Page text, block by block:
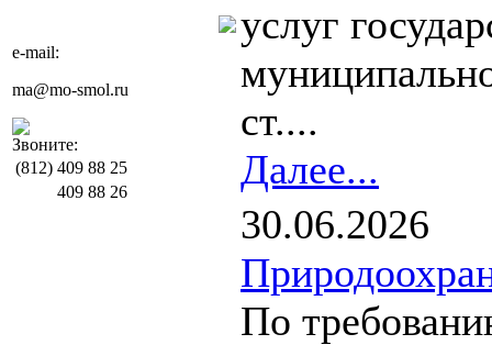
e-mail:
ma@mo-smol.ru
Звоните:
(812) 409 88 25
409 88 26
услуг
ст....
Далее...
30.06.2026
По